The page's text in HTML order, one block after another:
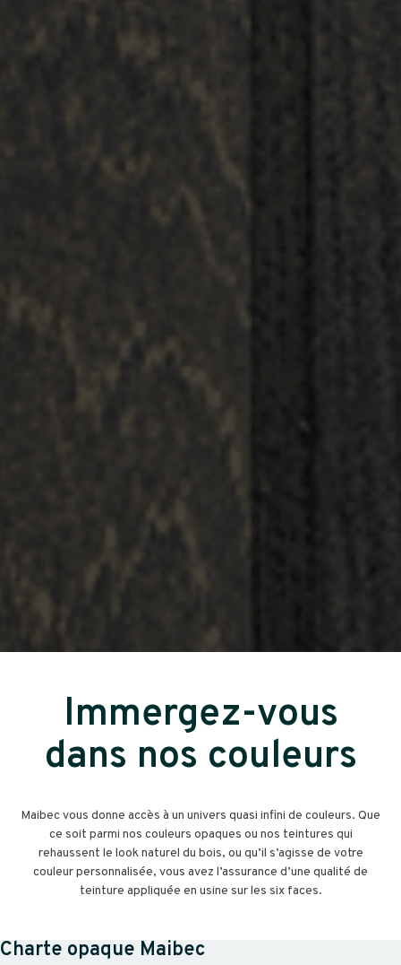
Immergez-vous
dans nos couleurs
Maibec vous donne accès à un univers quasi infini de couleurs. Que
ce soit parmi nos couleurs opaques ou nos teintures qui
rehaussent le look naturel du bois, ou qu’il s’agisse de votre
couleur personnalisée, vous avez l’assurance d’une qualité de
teinture appliquée en usine sur les six faces.
Charte opaque Maibec